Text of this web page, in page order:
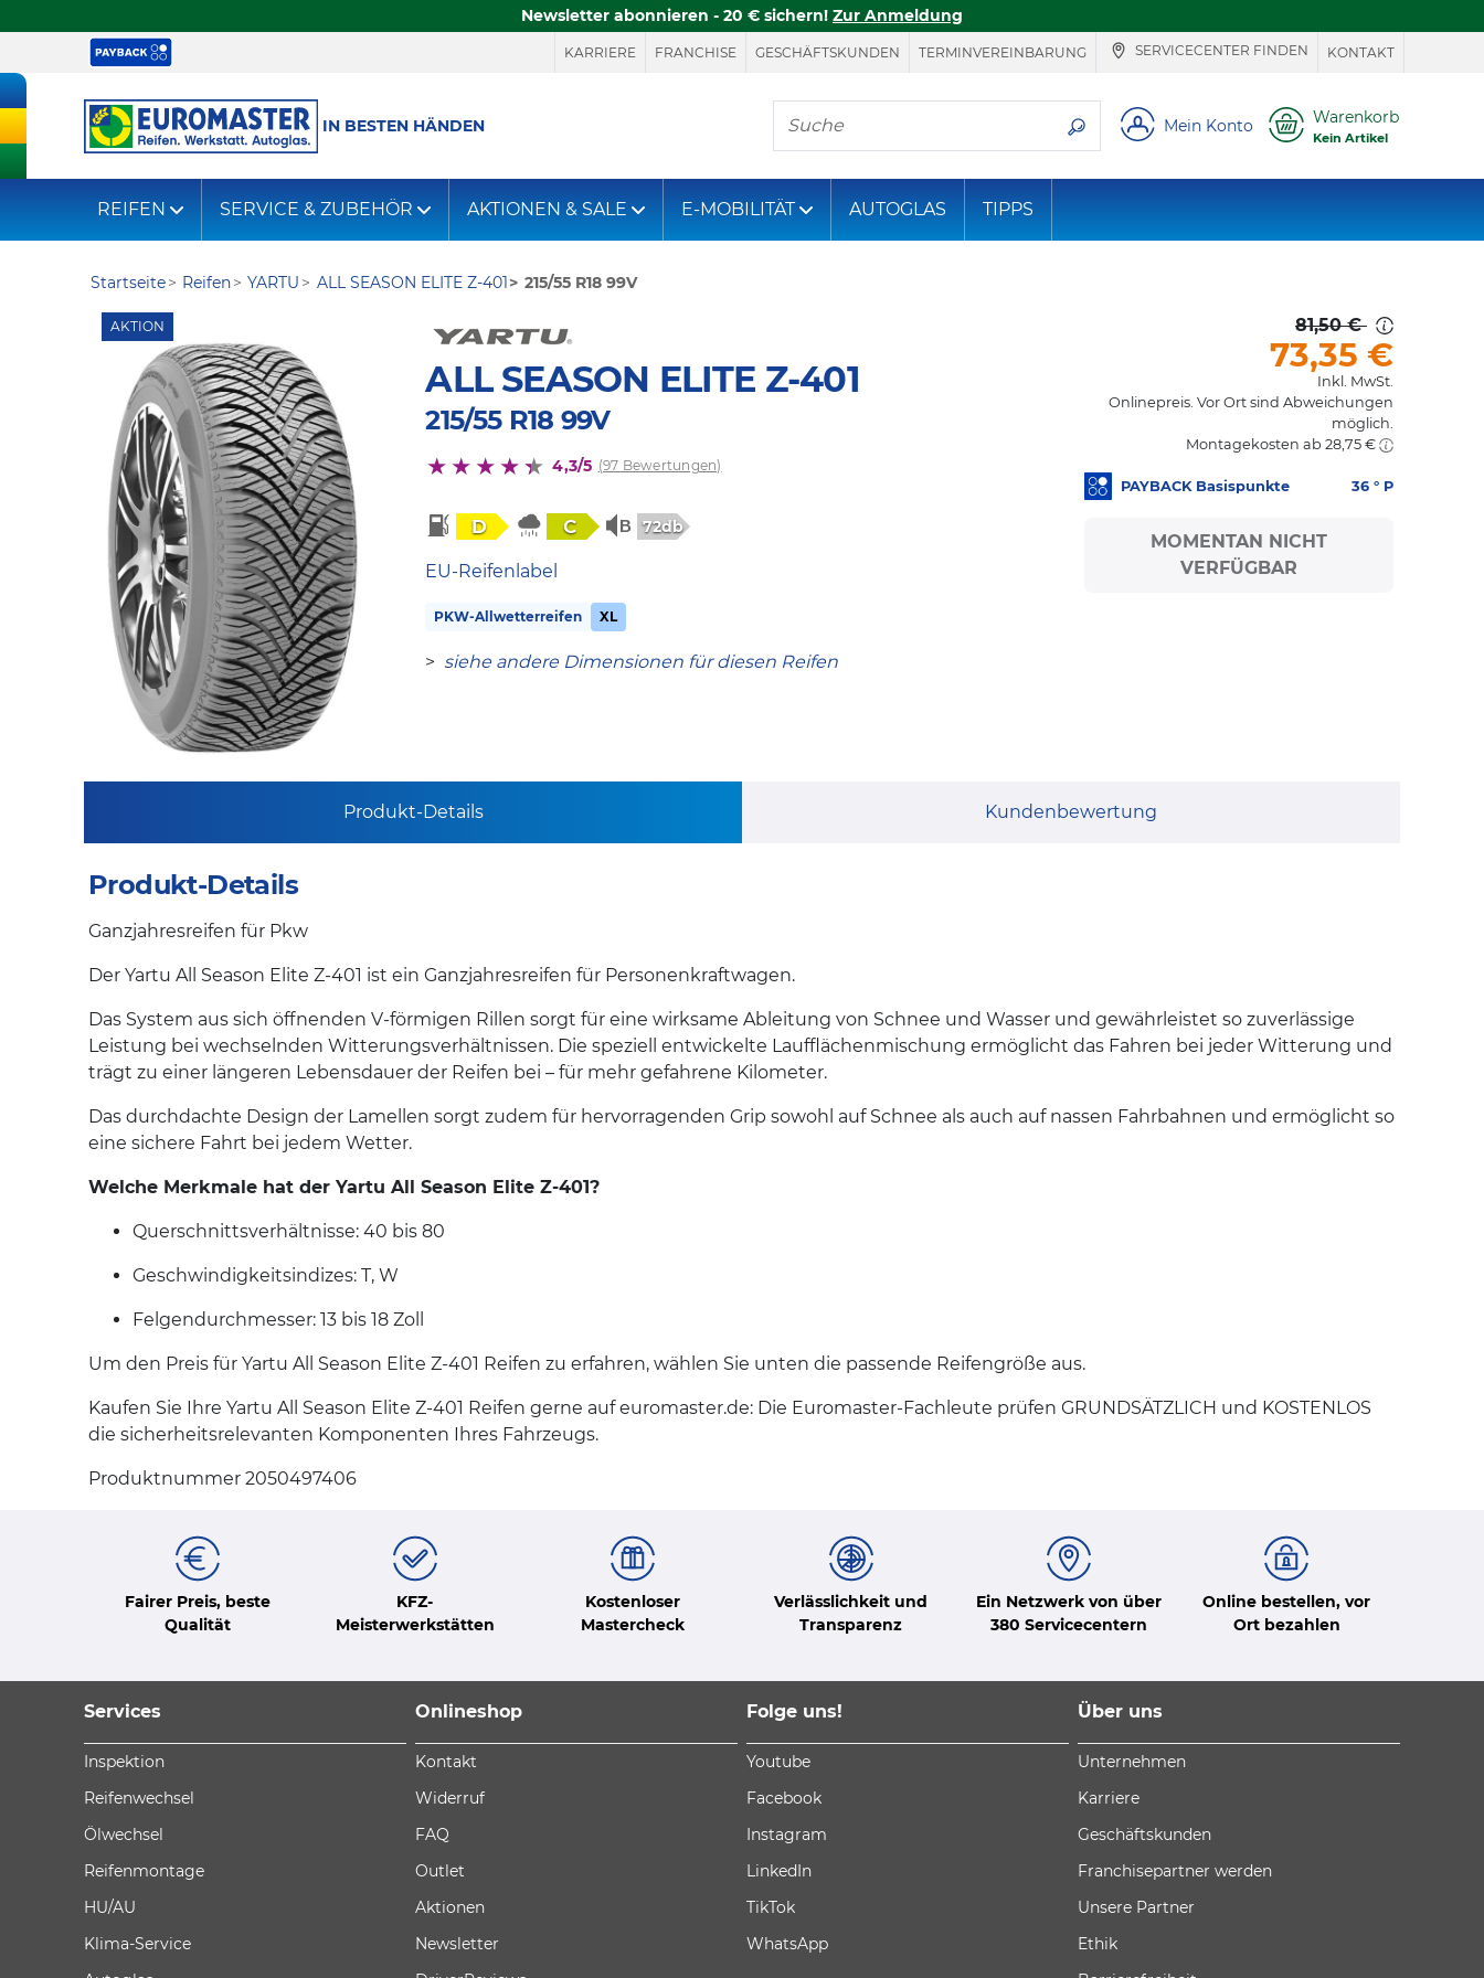
Newsletter abonnieren - 20 € sichern! Zur Anmeldung
KARRIERE FRANCHISE GESCHÄFTSKUNDEN TERMINVEREINBARUNG SERVICECENTER FINDEN KONTAKT
IN BESTEN HÄNDEN
Hier finden Sie, was Sie suchen
Mein Konto Warenkorb
Kein Artikel
REIFEN SERVICE & ZUBEHÖR AKTIONEN & SALE E-MOBILITÄT AUTOGLAS TIPPS
Startseite Reifen YARTU ALL SEASON ELITE Z-401 215/55 R18 99V
AKTION
ALL SEASON ELITE Z-401
215/55 R18 99V
4,3/5 (97 Bewertungen)
D C 72db
EU-Reifenlabel
PKW-Allwetterreifen XL
> siehe andere Dimensionen für diesen Reifen
81,50 €
73,35 €
Inkl. MwSt.
Onlinepreis. Vor Ort sind Abweichungen
möglich.
Montagekosten ab 28,75 €
PAYBACK Basispunkte 36 ° P
MOMENTAN NICHT
VERFÜGBAR
Produkt-Details Kundenbewertung
Produkt-Details
Ganzjahresreifen für Pkw
Der Yartu All Season Elite Z-401 ist ein Ganzjahresreifen für Personenkraftwagen.
Das System aus sich öffnenden V-förmigen Rillen sorgt für eine wirksame Ableitung von Schnee und Wasser und gewährleistet so zuverlässige
Leistung bei wechselnden Witterungsverhältnissen. Die speziell entwickelte Laufflächenmischung ermöglicht das Fahren bei jeder Witterung und
trägt zu einer längeren Lebensdauer der Reifen bei – für mehr gefahrene Kilometer.
Das durchdachte Design der Lamellen sorgt zudem für hervorragenden Grip sowohl auf Schnee als auch auf nassen Fahrbahnen und ermöglicht so
eine sichere Fahrt bei jedem Wetter.
Welche Merkmale hat der Yartu All Season Elite Z-401?
Querschnittsverhältnisse: 40 bis 80
Geschwindigkeitsindizes: T, W
Felgendurchmesser: 13 bis 18 Zoll
Um den Preis für Yartu All Season Elite Z-401 Reifen zu erfahren, wählen Sie unten die passende Reifengröße aus.
Kaufen Sie Ihre Yartu All Season Elite Z-401 Reifen gerne auf euromaster.de: Die Euromaster-Fachleute prüfen GRUNDSÄTZLICH und KOSTENLOS
die sicherheitsrelevanten Komponenten Ihres Fahrzeugs.
Produktnummer 2050497406
Fairer Preis, beste
Qualität
KFZ-
Meisterwerkstätten
Kostenloser
Mastercheck
Verlässlichkeit und
Transparenz
Ein Netzwerk von über
380 Servicecentern
Online bestellen, vor
Ort bezahlen
Services
Inspektion
Reifenwechsel
Ölwechsel
Reifenmontage
HU/AU
Klima-Service
Onlineshop
Kontakt
Widerruf
FAQ
Outlet
Aktionen
Newsletter
Folge uns!
Youtube
Facebook
Instagram
LinkedIn
TikTok
WhatsApp
Über uns
Unternehmen
Karriere
Geschäftskunden
Franchisepartner werden
Unsere Partner
Ethik